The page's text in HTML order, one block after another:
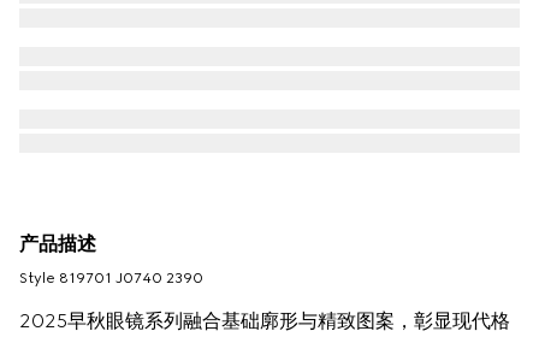
产品描述
Style ‎819701 J0740 2390
2025早秋眼镜系列融合基础廓形与精致图案，彰显现代格